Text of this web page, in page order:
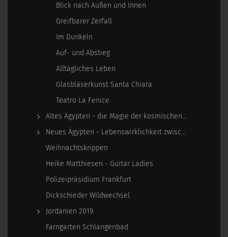
Blick nach Außen und Innen
Greifbarer Zerfall
Im Dunkeln
Auf- und Abstieg
Alltägliches Leben
Glasbläserkunst Santa Chiara
Teatro La Fenice
Altes Ägypten - die Magie der kosmischen…
Neues Ägypten - Lebenswirklichkeit zwischen…
Weihnachtskrippen
Heike Matthiesen - Guitar Ladies
Polizeipräsidium Frankfurt
Dickschieder Wildwechsel
Jordanien 2019
Farngarten Schlangenbad